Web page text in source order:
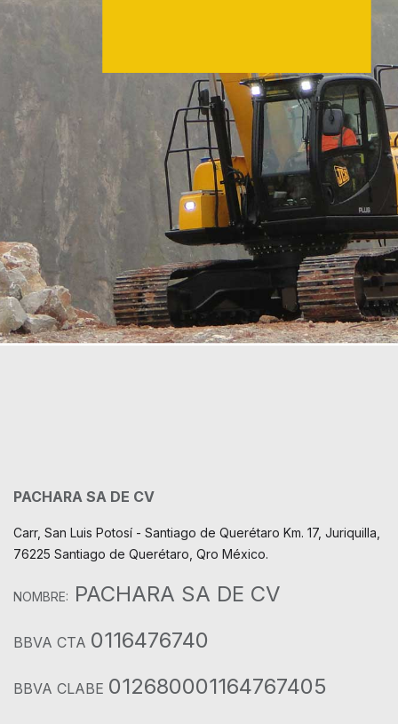
PACHARA SA DE CV
Carr, San Luis Potosí - Santiago de Querétaro Km. 17, Juriquilla,
76225 Santiago de Querétaro, Qro México.
NOMBRE: PACHARA SA DE CV
BBVA CTA 0116476740
BBVA CLABE 012680001164767405